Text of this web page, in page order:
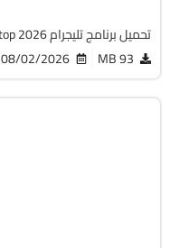
تحميل برنامج تليجرام Telegram Desktop 2026 لجميع نسخ الويندوز
93 MB
08/02/2026